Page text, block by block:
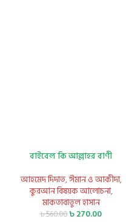
বাইবেল কি আল্লাহর বাণী
আহমেদ দিদাত,ঈমান ও আকীদা,
কুরআন বিষয়ক আলোচনা,
মাকতাবাতুল হাসান
৳560.00৳270.00